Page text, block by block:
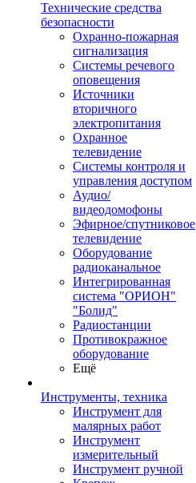
Технические средства
безопасности
Охранно-пожарная
сигнализация
Системы речевого
оповещения
Источники
вторичного
электропитания
Охранное
телевидение
Системы контроля и
управления доступом
Аудио/
видеодомофоны
Эфирное/спутниковое
телевидение
Оборудование
радиоканальное
Интегрированная
система "ОРИОН"
"Болид"
Радиостанции
Противокражное
оборудование
Ещё
Инструменты, техника
Инструмент для
малярных работ
Инструмент
измерительный
Инструмент ручной